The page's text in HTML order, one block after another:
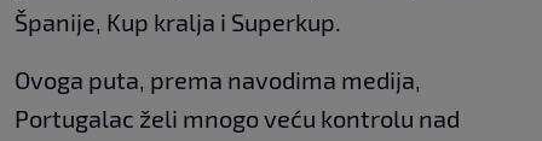
Španije, Kup kralja i Superkup.
Ovoga puta, prema navodima medija,
Portugalac želi mnogo veću kontrolu nad